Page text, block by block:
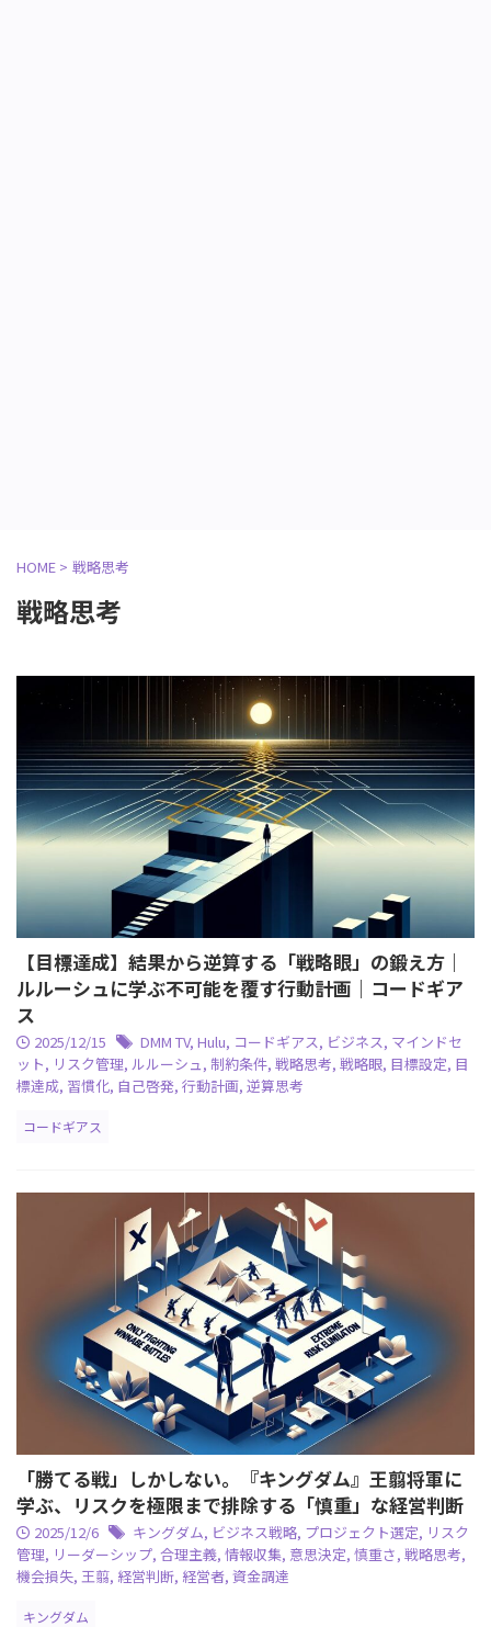
HOME > 戦略思考
戦略思考
【目標達成】結果から逆算する「戦略眼」の鍛え方｜
ルルーシュに学ぶ不可能を覆す行動計画｜コードギア
ス
2025/12/15 DMM TV, Hulu, コードギアス, ビジネス, マインドセ
ット, リスク管理, ルルーシュ, 制約条件, 戦略思考, 戦略眼, 目標設定, 目
標達成, 習慣化, 自己啓発, 行動計画, 逆算思考
コードギアス
「勝てる戦」しかしない。『キングダム』王翦将軍に
学ぶ、リスクを極限まで排除する「慎重」な経営判断
2025/12/6 キングダム, ビジネス戦略, プロジェクト選定, リスク
管理, リーダーシップ, 合理主義, 情報収集, 意思決定, 慎重さ, 戦略思考,
機会損失, 王翦, 経営判断, 経営者, 資金調達
キングダム